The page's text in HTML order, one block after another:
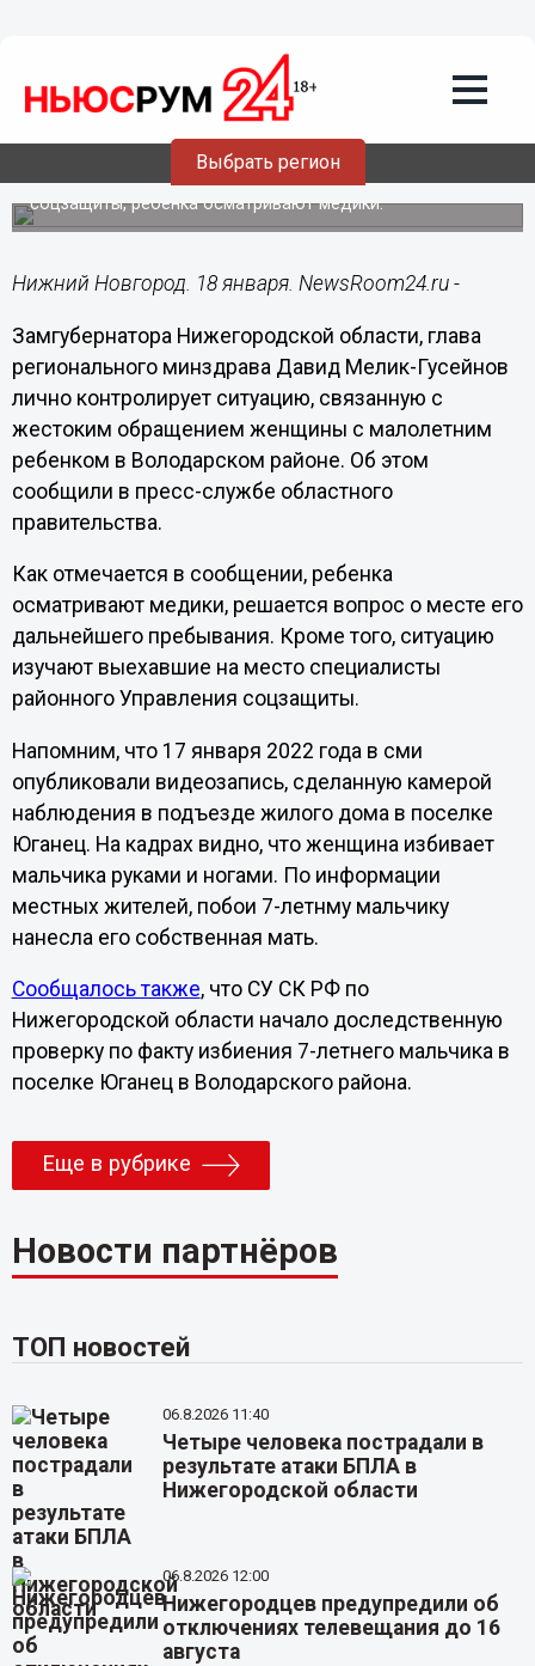
Выбрать регион
Мелик-Гусейнов взял на личный
контроль ситуацию с избиением
нижегородкой 7-летнего сына
К делу подключены специалисты управления
соцзащиты, ребенка осматривают медики.
Нижний Новгород. 18 января. NewsRoom24.ru -
Замгубернатора Нижегородской области, глава
регионального минздрава Давид Мелик-Гусейнов
лично контролирует ситуацию, связанную с
жестоким обращением женщины с малолетним
ребенком в Володарском районе. Об этом
сообщили в пресс-службе областного
правительства.
Как отмечается в сообщении, ребенка
осматривают медики, решается вопрос о месте его
дальнейшего пребывания. Кроме того, ситуацию
изучают выехавшие на место специалисты
районного Управления соцзащиты.
Напомним, что 17 января 2022 года в сми
опубликовали видеозапись, сделанную камерой
наблюдения в подъезде жилого дома в поселке
Юганец. На кадрах видно, что женщина избивает
мальчика руками и ногами. По информации
местных жителей, побои 7-летнму мальчику
нанесла его собственная мать.
Сообщалось также, что СУ СК РФ по
Нижегородской области начало доследственную
проверку по факту избиения 7-летнего мальчика в
поселке Юганец в Володарского района.
Еще в рубрике
Новости партнёров
ТОП новостей
06.8.2026 11:40
Четыре человека пострадали в
результате атаки БПЛА в
Нижегородской области
06.8.2026 12:00
Нижегородцев предупредили об
отключениях телевещания до 16
августа